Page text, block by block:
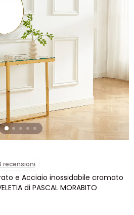
recensioni
e Acciaio inossidabile cromato
di PASCAL MORABITO